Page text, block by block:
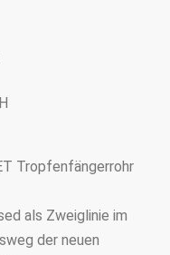
Tropfenfängerrohr
als Zweiglinie im
der neuen